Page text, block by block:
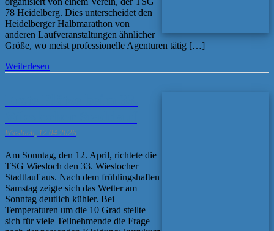
78 Heidelberg. Dies unterscheidet den
Heidelberger Halbmarathon von
anderen Laufveranstaltungen ähnlicher
Größe, wo meist professionelle Agenturen tätig […]
Weiterlesen
Wiesloch, 12.04.2026
Am Sonntag, den 12. April, richtete die
TSG Wiesloch den 33. Wieslocher
Stadtlauf aus. Nach dem frühlingshaften
Samstag zeigte sich das Wetter am
Sonntag deutlich kühler. Bei
Temperaturen um die 10 Grad stellte
sich für viele Teilnehmende die Frage